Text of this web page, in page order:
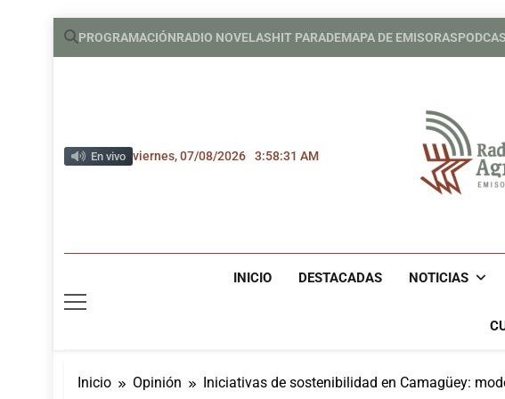
Saltar
PROGRAMACIÓNRADIO NOVELASHIT PARADEMAPA DE EMISORAS
En vivo viernes, 07/08/2026 3:58:32 AM
INICIO DESTACADAS NOTICIAS
Inicio Opinión Iniciativas de sostenibilidad en Camagüey: